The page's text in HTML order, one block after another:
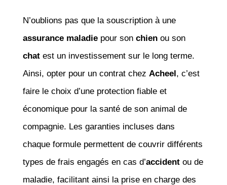
N’oublions pas que la souscription à une
assurance maladiepour son chienou son
chatest un investissement sur le long terme.
Ainsi, opter pour un contrat chez Acheel , c’est
faire le choix d’une protection fiable et
économique pour la santé de son animal de
compagnie. Les garanties incluses dans
chaque formule permettent de couvrir différents
types de frais engagés en cas d’accidentou de
maladie, facilitant ainsi la prise en charge des